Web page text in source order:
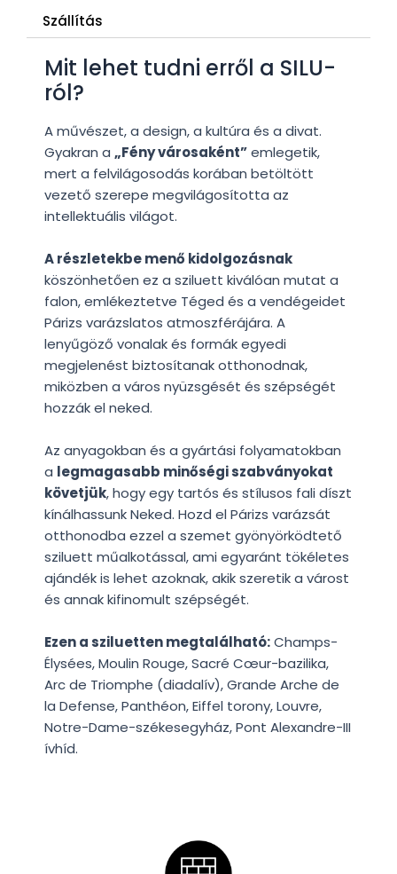
Szállítás
Mit lehet tudni erről a SILU-
ról?
A művészet, a design, a kultúra és a divat.
Gyakran a „Fény városaként”emlegetik,
mert a felvilágosodás korában betöltött
vezető szerepe megvilágosította az
intellektuális világot.
A részletekbe menő kidolgozásnak
köszönhetően ez a sziluett kiválóan mutat a
falon, emlékeztetve Téged és a vendégeidet
Párizs varázslatos atmoszférájára. A
lenyűgöző vonalak és formák egyedi
megjelenést biztosítanak otthonodnak,
miközben a város nyüzsgését és szépségét
hozzák el neked.
Az anyagokban és a gyártási folyamatokban
a legmagasabb minőségi szabványokat
követjük, hogy egy tartós és stílusos fali díszt
kínálhassunk Neked. Hozd el Párizs varázsát
otthonodba ezzel a szemet gyönyörködtető
sziluett műalkotással, ami egyaránt tökéletes
ajándék is lehet azoknak, akik szeretik a várost
és annak kifinomult szépségét.
Ezen a sziluetten megtalálható:Champs-
Élysées, Moulin Rouge, Sacré Cœur-bazilika,
Arc de Triomphe (diadalív), Grande Arche de
la Defense, Panthéon, Eiffel torony, Louvre,
Notre-Dame-székesegyház, Pont Alexandre-III
ívhíd.